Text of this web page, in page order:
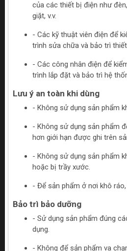
của các thiết bị điện như
giặt, v.v.
- Các kỹ thuật viên điện để
trình sửa chữa và bảo trì
- Các công nhân điện để
trình lắp đặt và bảo trì hệ
Lưu ý an toàn khi dùng
- Không sử dụng sản phẩm
- Không sử dụng sản phẩm
hơn giới hạn được ghi trên
- Không sử dụng sản phẩm
hoặc bị trầy xước.
- Để sản phẩm ở nơi khô
Bảo trì bảo dưỡng
- Sử dụng sản phẩm đúng
dụng.
- Không để sản phẩm va